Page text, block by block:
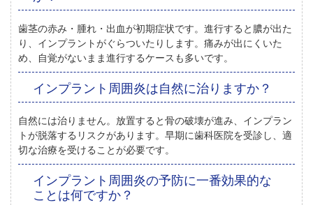
歯茎の赤み・腫れ・出血が初期症状です。進行すると膿が出た
り、インプラントがぐらついたりします。痛みが出にくいた
め、自覚がないまま進行するケースも多いです。
インプラント周囲炎は自然に治りますか？
自然には治りません。放置すると骨の破壊が進み、インプラン
トが脱落するリスクがあります。早期に歯科医院を受診し、適
切な治療を受けることが必要です。
インプラント周囲炎の予防に一番効果的な
ことは何ですか？